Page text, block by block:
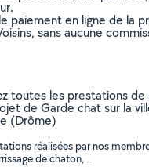
paiement en ligne de la
sans aucune
toutes les prestations de
de Garde chat sur la
(Drôme)
réalisées par nos
de chaton, ..